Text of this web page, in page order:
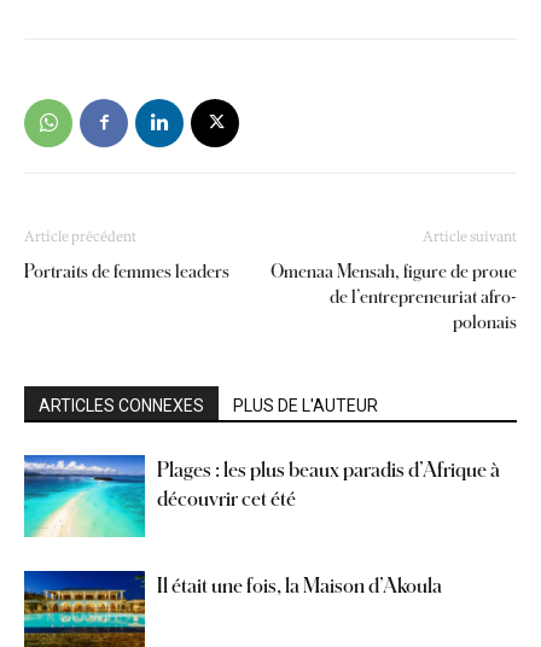
Article précédent
Portraits de femmes leaders
Article suivant
Omenaa Mensah, figure de proue
de l’entrepreneuriat afro-
polonais
ARTICLES CONNEXES PLUS DE L'AUTEUR
Plages : les plus beaux paradis d’Afrique à
découvrir cet été
Il était une fois, la Maison d’Akoula